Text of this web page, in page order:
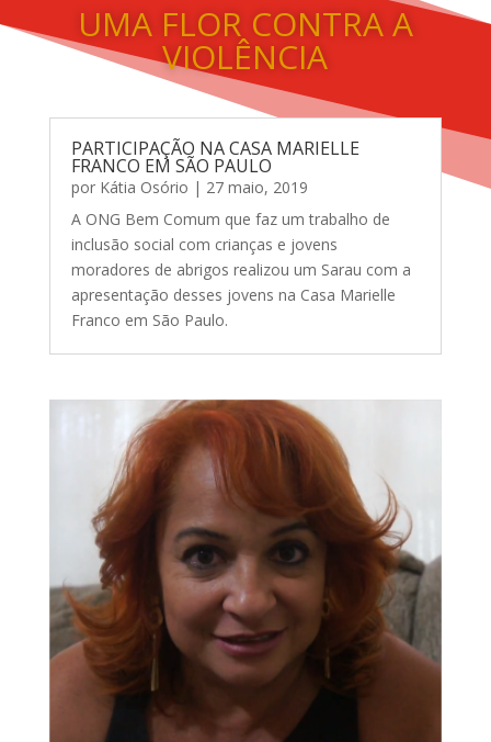
UMA FLOR CONTRA A
VIOLÊNCIA
PARTICIPAÇÃO NA CASA MARIELLE
FRANCO EM SÃO PAULO
por Kátia Osório | 27 maio, 2019
A ONG Bem Comum que faz um trabalho de
inclusão social com crianças e jovens
moradores de abrigos realizou um Sarau com a
apresentação desses jovens na Casa Marielle
Franco em São Paulo.